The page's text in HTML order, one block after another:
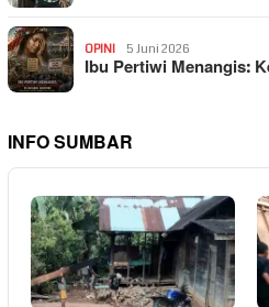
OPINI 5 Juni 2026
Ibu Pertiwi Menangis:
INFO SUMBAR